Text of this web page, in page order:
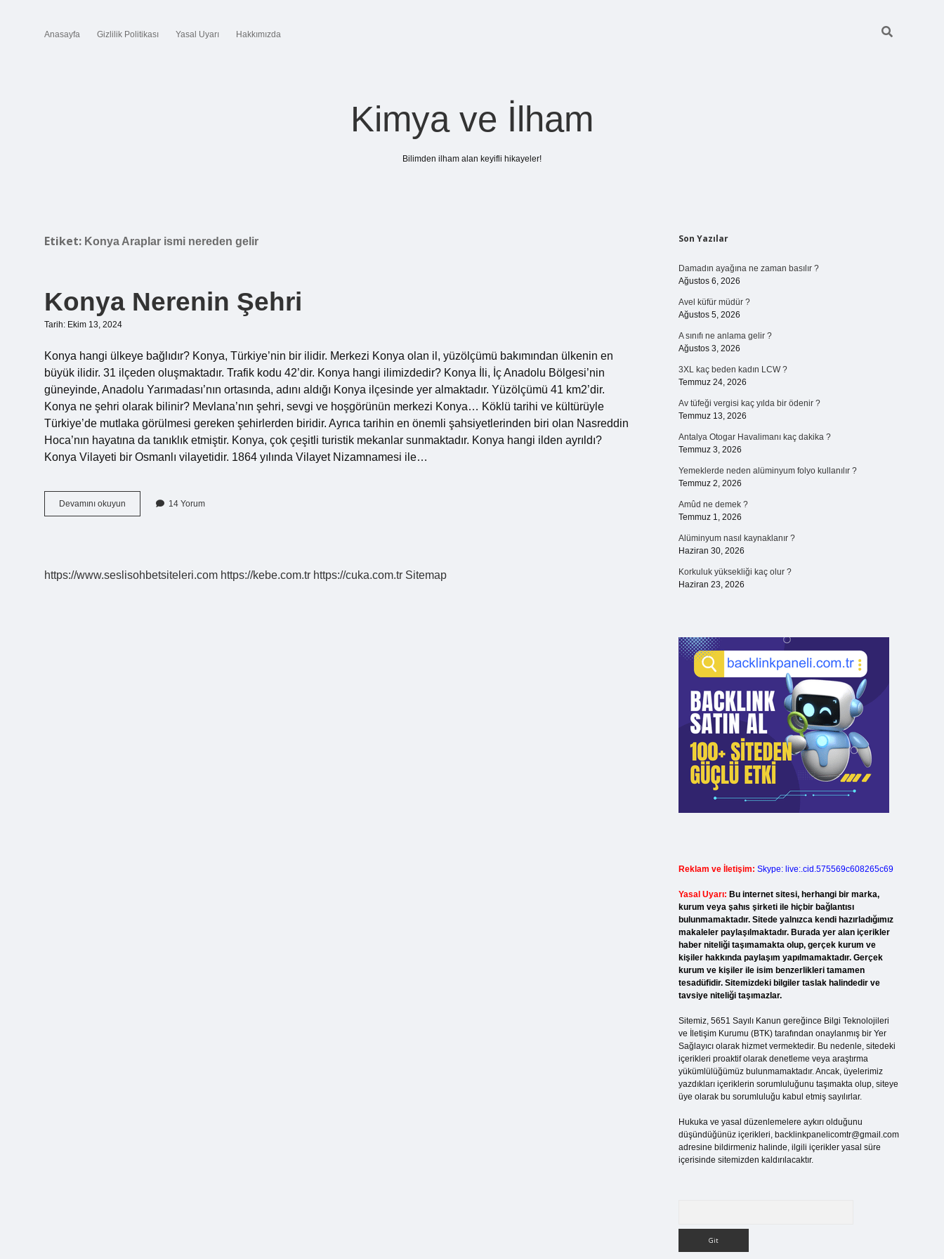
Anasayfa Gizlilik Politikası Yasal Uyarı Hakkımızda
Kimya ve İlham
Bilimden ilham alan keyifli hikayeler!
Etiket: Konya Araplar ismi nereden gelir
Konya Nerenin Şehri
Tarih: Ekim 13, 2024
Konya hangi ülkeye bağlıdır? Konya, Türkiye’nin bir ilidir. Merkezi Konya olan il, yüzölçümü bakımından ülkenin en
büyük ilidir. 31 ilçeden oluşmaktadır. Trafik kodu 42’dir. Konya hangi ilimizdedir? Konya İli, İç Anadolu Bölgesi’nin
güneyinde, Anadolu Yarımadası’nın ortasında, adını aldığı Konya ilçesinde yer almaktadır. Yüzölçümü 41 km2’dir.
Konya ne şehri olarak bilinir? Mevlana’nın şehri, sevgi ve hoşgörünün merkezi Konya… Köklü tarihi ve kültürüyle
Türkiye’de mutlaka görülmesi gereken şehirlerden biridir. Ayrıca tarihin en önemli şahsiyetlerinden biri olan Nasreddin
Hoca’nın hayatına da tanıklık etmiştir. Konya, çok çeşitli turistik mekanlar sunmaktadır. Konya hangi ilden ayrıldı?
Konya Vilayeti bir Osmanlı vilayetidir. 1864 yılında Vilayet Nizamnamesi ile…
Devamını okuyun
Nerenin
14 Yorum
https://www.seslisohbetsiteleri.com https://kebe.com.tr https://cuka.com.tr Sitemap
Sidebar
Son Yazılar
Damadın ayağına ne zaman basılır ?
Ağustos 6, 2026
Avel küfür müdür ?
Ağustos 5, 2026
A sınıfı ne anlama gelir ?
Ağustos 3, 2026
3XL kaç beden kadın LCW ?
Temmuz 24, 2026
Av tüfeği vergisi kaç yılda bir ödenir ?
Temmuz 13, 2026
Antalya Otogar Havalimanı kaç dakika ?
Temmuz 3, 2026
Yemeklerde neden alüminyum folyo kullanılır ?
Temmuz 2, 2026
Amûd ne demek ?
Temmuz 1, 2026
Alüminyum nasıl kaynaklanır ?
Haziran 30, 2026
Korkuluk yüksekliği kaç olur ?
Haziran 23, 2026
Reklam ve İletişim: Skype: live:.cid.575569c608265c69
Yasal Uyarı: Bu internet sitesi, herhangi bir marka,
kurum veya şahıs şirketi ile hiçbir bağlantısı
bulunmamaktadır. Sitede yalnızca kendi hazırladığımız
makaleler paylaşılmaktadır. Burada yer alan içerikler
haber niteliği taşımamakta olup, gerçek kurum ve
kişiler hakkında paylaşım yapılmamaktadır. Gerçek
kurum ve kişiler ile isim benzerlikleri tamamen
tesadüfidir. Sitemizdeki bilgiler taslak halindedir ve
tavsiye niteliği taşımazlar.
Sitemiz, 5651 Sayılı Kanun gereğince Bilgi Teknolojileri
ve İletişim Kurumu (BTK) tarafından onaylanmış bir Yer
Sağlayıcı olarak hizmet vermektedir. Bu nedenle, sitedeki
içerikleri proaktif olarak denetleme veya araştırma
yükümlülüğümüz bulunmamaktadır. Ancak, üyelerimiz
yazdıkları içeriklerin sorumluluğunu taşımakta olup, siteye
üye olarak bu sorumluluğu kabul etmiş sayılırlar.
Hukuka ve yasal düzenlemelere aykırı olduğunu
düşündüğünüz içerikleri, backlinkpanelicomtr@gmail.com
adresine bildirmeniz halinde, ilgili içerikler yasal süre
içerisinde sitemizden kaldırılacaktır.